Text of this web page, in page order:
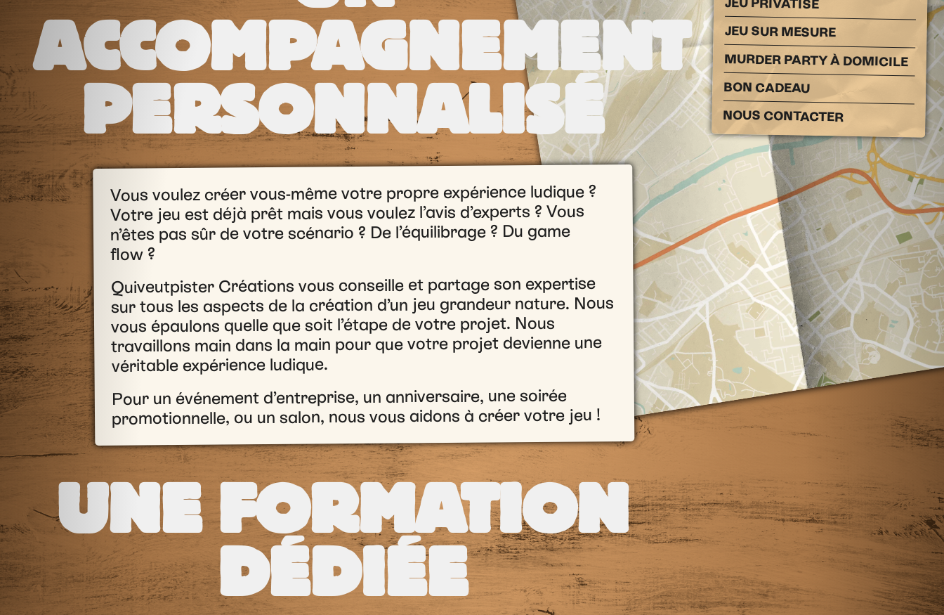
JEU SUR MESURE
MURDER PARTY À DOMICILE
BON CADEAU
NOUS CONTACTER
ACCOMPAGNEMENT
PERSONNALISÉ
Vous voulez créer vous-même votre propre expérience ludique ?
Votre jeu est déjà prêt mais vous voulez l’avis d’experts ? Vous
n’êtes pas sûr de votre scénario ? De l’équilibrage ? Du game
flow ?
Quiveutpister Créations vous conseille et partage son expertise
sur tous les aspects de la création d’un jeu grandeur nature. Nous
vous épaulons quelle que soit l’étape de votre projet. Nous
travaillons main dans la main pour que votre projet devienne une
véritable expérience ludique.
Pour un événement d’entreprise, un anniversaire, une soirée
promotionnelle, ou un salon, nous vous aidons à créer votre jeu !
UNE FORMATION
DÉDIÉE